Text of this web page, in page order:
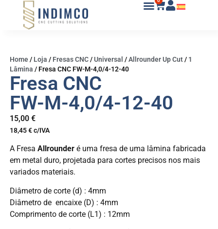
Home/ Loja / Fresas CNC/Universal /Allrounder Up Cut/ 1
Lâmina / Fresa CNC FW-M-4,0/4-12-40
Fresa CNC
FW-M-4,0/4-12-40
15,00 €
18,45€c/IVA
A Fresa Allrounder é uma fresa de uma lâmina fabricada
em metal duro, projetada para cortes precisos nos mais
variados materiais.
Diâmetro de corte (d) : 4mm
Diâmetro de encaixe (D) : 4mm
Comprimento de corte (L1) : 12mm